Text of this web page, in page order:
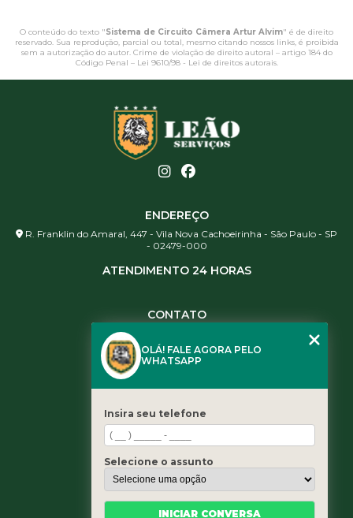
O conteúdo do texto "Sistema de Circuito Câmera Artur Alvim" é de direito
reservado. Sua reprodução, parcial ou total, mesmo citando nossos links, é proibida
sem a autorização do autor. Crime de violação de direito autoral – artigo 184 do
Código Penal – Lei 9610/98 - Lei de direitos autorais.
ENDEREÇO
R. Franklin do Amaral, 447 - Vila Nova Cachoeirinha - São Paulo - SP
- 02479-000
ATENDIMENTO 24 HORAS
CONTATO
(11) 3461-5871
contato@leaoservicos.com.br
Home
Quem somos
Serviços
Blog
OLÁ! FALE AGORA PELO
WHATSAPP
Insira seu telefone
Selecione o assunto
INICIAR CONVERSA